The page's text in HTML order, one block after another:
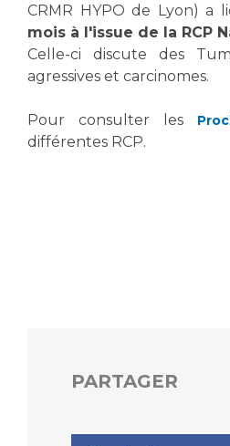
CRMR HYPO de Lyon) a
mois à l'issue de la RCP
Celle-ci discute des
agressives et carcinomes.
Pour consulter les
différentes RCP.
PARTAGER